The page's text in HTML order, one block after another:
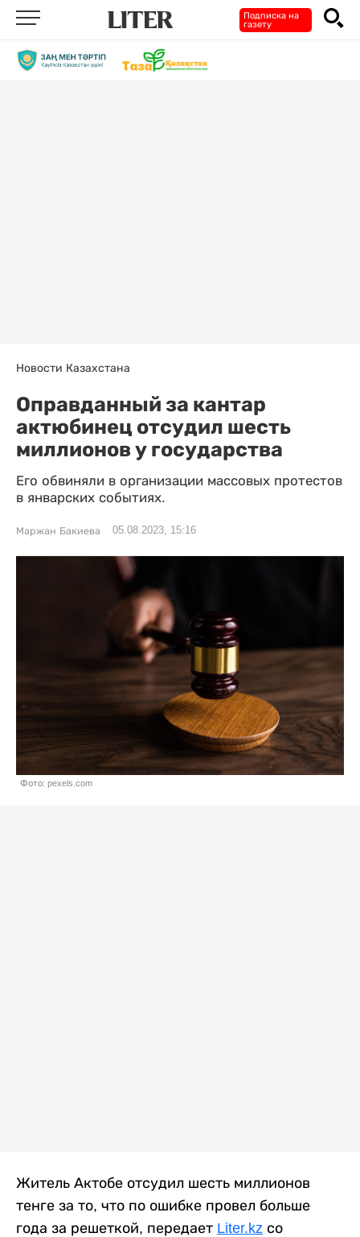
Подписка на
газету
Новости Казахстана
Оправданный за кантар
актюбинец отсудил шесть
миллионов у государства
Его обвиняли в организации массовых протестов
в январских событиях.
Маржан Бакиева 05.08.2023, 15:16
Фото: pexels.com
Житель Актобе отсудил шесть миллионов
тенге за то, что по ошибке провел больше
года за решеткой, передает Liter.kz со